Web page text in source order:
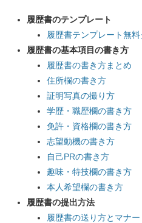
履歴書のテンプレート
履歴書テンプレート無
履歴書の基本項目の書き方
履歴書の書き方まとめ
住所欄の書き方
証明写真の撮り方
学歴・職歴欄の書き方
免許・資格欄の書き方
志望動機の書き方
自己PRの書き方
趣味・特技欄の書き方
本人希望欄の書き方
履歴書の提出方法
履歴書の送り方とマナー